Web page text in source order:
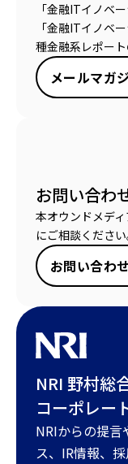
「金融ITイノベ
「金融ITイノベ
種金融系レポート
メールマガ
お問い合わ
本オウンドメデ
にご相談ください
お問い合わせ
NRI 野村総
コーポレー
NRIからの提
ス、IR情報、